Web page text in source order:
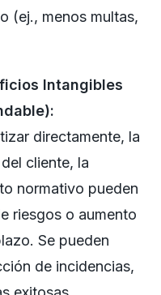
(ej., menos multas,
Intangibles
directamente, la
cliente, la
normativo pueden
riesgos o aumento
Se pueden
de incidencias,